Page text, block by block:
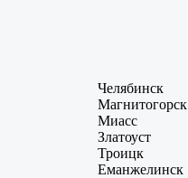
Челябинск
Магнитогорск
Миасс
Златоуст
Троицк
Еманжелинск